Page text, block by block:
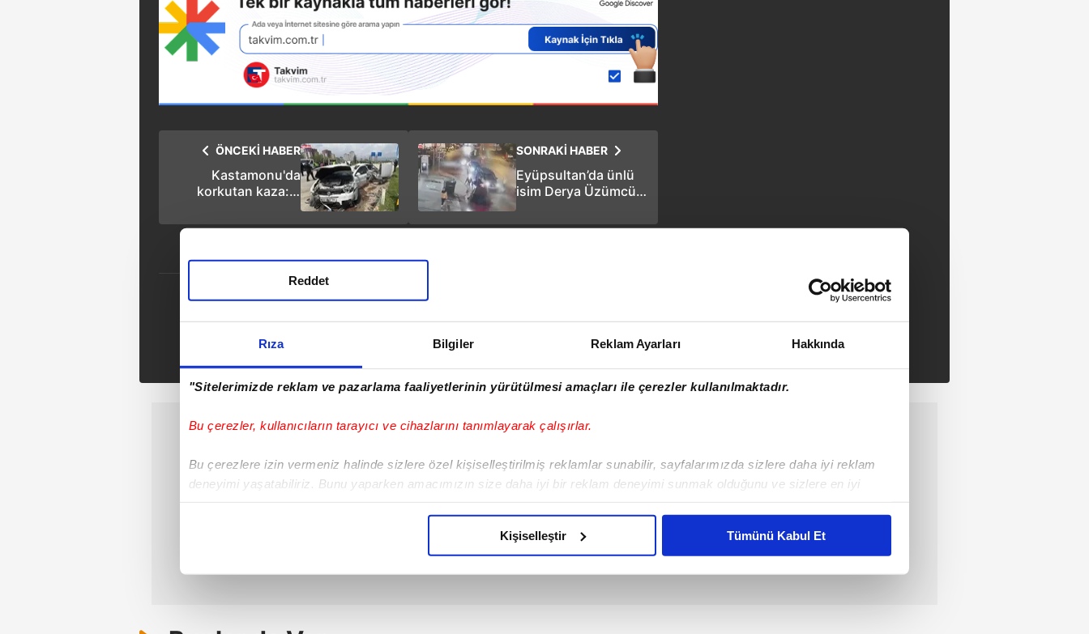
Rıza Bilgiler Reklam Ayarları Hakkında
"Sitelerimizde reklam ve pazarlama faaliyetlerinin yürütülmesi amaçları ile çerezler kullanılmaktadır.
Bu çerezler, kullanıcıların tarayıcı ve cihazlarını tanımlayarak çalışırlar.
Bu çerezlere izin vermeniz halinde sizlere özel kişiselleştirilmiş reklamlar sunabilir, sayfalarımızda sizlere daha iyi reklam
deneyimi yaşatabiliriz. Bunu yaparken amacımızın size daha iyi bir reklam deneyimi sunmak olduğunu ve sizlere en iyi
Reddet
Kişiselleştir Tümünü Kabul Et
SONRAKİ HABER
Eyüpsultan’da ünlü
isim Derya Üzümcü
kaybetti
ÖNCEKİ HABER
Kastamonu'da
korkutan kaza: 8